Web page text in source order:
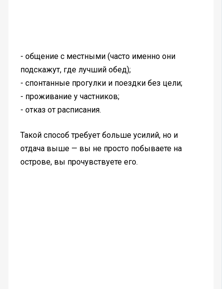
- общение с местными (часто именно они
подскажут, где лучший обед);
- спонтанные прогулки и поездки без цели;
- проживание у частников;
- отказ от расписания.
Такой способ требует больше усилий, но и
отдача выше — вы не просто побываете на
острове, вы прочувствуете его.